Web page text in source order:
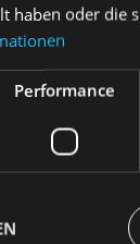
Zucchini 800g ist
für solche
Futter basiert
Zink,
zu
Haustiere
mit
haben oder die
Performance